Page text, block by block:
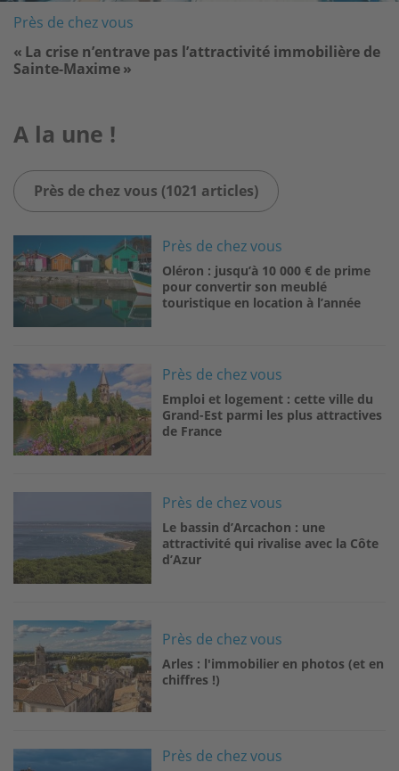
Près de chez vous
« La crise n’entrave pas l’attractivité immobilière de
Sainte-Maxime »
A la une !
Près de chez vous (1021 articles)
Près de chez vous
Oléron : jusqu’à 10 000 € de prime
pour convertir son meublé
touristique en location à l’année
Image Près de chez vous
Emploi et logement : cette ville du
Grand-Est parmi les plus attractives
de France
Près de chez vous
Le bassin d’Arcachon : une
attractivité qui rivalise avec la Côte
d’Azur
Image
Près de chez vous
Arles : l'immobilier en photos (et en
chiffres !)
Image Près de chez vous